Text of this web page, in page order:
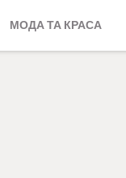
МОДА ТА КРАСА